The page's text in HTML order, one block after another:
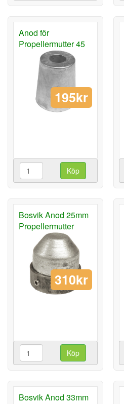
Anod för
Propellermutter 45
195kr
Köp
Bosvik Anod 25mm
Propellermutter
310kr
Köp
Bosvik Anod 33mm